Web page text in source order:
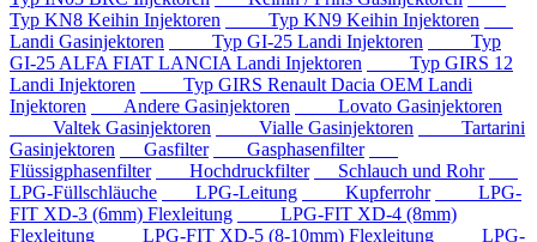
Typ KN8 Keihin Injektoren
Typ KN9 Keihin Injektoren
Landi Gasinjektoren
Typ GI-25 Landi Injektoren
Typ
GI-25 ALFA FIAT LANCIA Landi Injektoren
Typ GIRS 12
Landi Injektoren
Typ GIRS Renault Dacia OEM Landi
Injektoren
Andere Gasinjektoren
Lovato Gasinjektoren
Valtek Gasinjektoren
Vialle Gasinjektoren
Tartarini
Gasinjektoren
Gasfilter
Gasphasenfilter
Flüssigphasenfilter
Hochdruckfilter
Schlauch und Rohr
LPG-Füllschläuche
LPG-Leitung Kupferrohr
LPG-
FIT XD-3 (6mm) Flexleitung
LPG-FIT XD-4 (8mm)
Flexleitung
LPG-FIT XD-5 (8-10mm) Flexleitung
LPG-